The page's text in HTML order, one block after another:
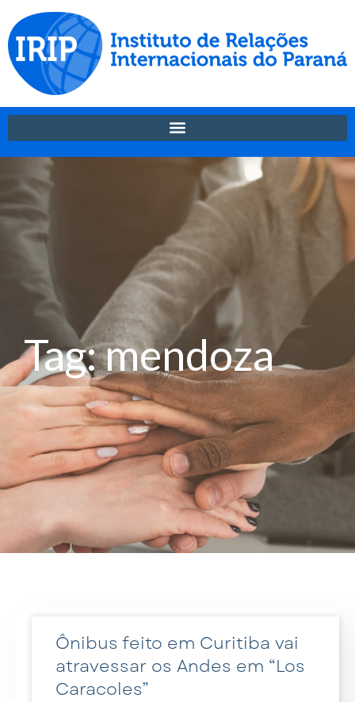
Tag: mendoza
Ônibus feito em Curitiba vai
atravessar os Andes em “Los
Caracoles”